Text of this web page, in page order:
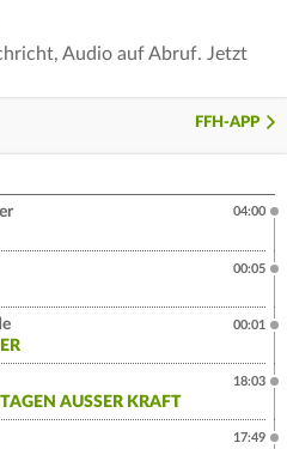
Audio auf Abruf. Jetzt
FFH-APP
04:00
00:05
00:01
AUSSER KRAFT
18:03
17:49